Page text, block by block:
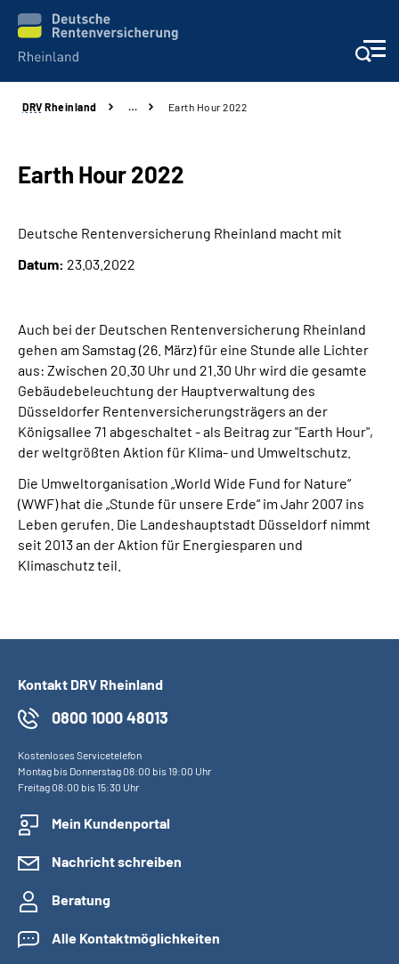
Aktuelles
Beratung und Kontakt
Klinikverbund
Über uns
Presse
Inhalte in Gebärdensprache (DGS)
Leichte Sprache
Suche
Mein Kundenportal
DRV Rheinland … Earth Hour 2022
Earth Hour 2022
Deutsche Rentenversicherung Rheinland macht mit
Datum: 23.03.2022
Auch bei der Deutschen Rentenversicherung Rheinland
gehen am Samstag (26. März) für eine Stunde alle Lichter
aus: Zwischen 20.30 Uhr und 21.30 Uhr wird die gesamte
Gebäudebeleuchtung der Hauptverwaltung des
Düsseldorfer Rentenversicherungsträgers an der
Königsallee 71 abgeschaltet - als Beitrag zur "Earth Hour",
der weltgrößten Aktion für Klima- und Umweltschutz.
Die Umweltorganisation „World Wide Fund for Nature“
(WWF) hat die „Stunde für unsere Erde“ im Jahr 2007 ins
Leben gerufen. Die Landeshauptstadt Düsseldorf nimmt
seit 2013 an der Aktion für Energiesparen und
Klimaschutz teil.
Kontakt DRV Rheinland
0800 1000 48013
Kostenloses Servicetelefon
Montag bis Donnerstag 08:00 bis 19:00 Uhr
Freitag 08:00 bis 15:30 Uhr
Mein Kundenportal
Nachricht schreiben
Beratung
Alle Kontaktmöglichkeiten